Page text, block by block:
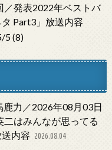
／発表2022年ベストバ
Part3」放送内容
5(8)
鹿力／2026年08月03日
二はみんなが思ってる
内容 2026.08.04